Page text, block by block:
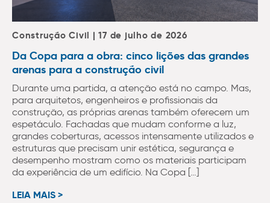
Construção Civil | 17 de julho de 2026
Da Copa para a obra: cinco lições das grandes
arenas para a construção civil
Durante uma partida, a atenção está no campo. Mas,
para arquitetos, engenheiros e profissionais da
construção, as próprias arenas também oferecem um
espetáculo. Fachadas que mudam conforme a luz,
grandes coberturas, acessos intensamente utilizados e
estruturas que precisam unir estética, segurança e
desempenho mostram como os materiais participam
da experiência de um edifício. Na Copa […]
LEIA MAIS >